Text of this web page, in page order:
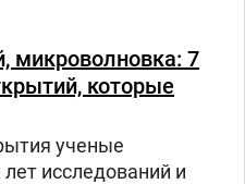
микроволновка: 7
которые
ученые
исследований и